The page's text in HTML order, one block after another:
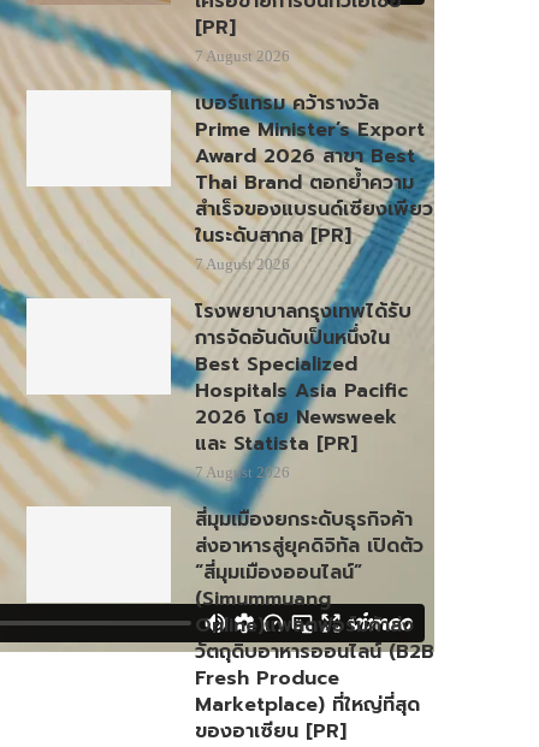
[PR]
7 August 2026
เบอร์แทรม คว้ารางวัล
Prime Minister’s Export
Award 2026 สาขา Best
Thai Brand ตอกย้ำความ
สำเร็จของแบรนด์เซียงเพียว
ในระดับสากล [PR]
7 August 2026
โรงพยาบาลกรุงเทพได้รับ
การจัดอันดับเป็นหนึ่งใน
Best Specialized
Hospitals Asia Pacific
2026 โดย Newsweek
และ Statista [PR]
7 August 2026
สี่มุมเมืองยกระดับธุรกิจค้า
ส่งอาหารสู่ยุคดิจิทัล เปิดตัว
“สี่มุมเมืองออนไลน์”
(Simummuang
Online)แพลตฟอร์มค้าส่ง
วัตถุดิบอาหารออนไลน์ (B2B
Fresh Produce
Marketplace) ที่ใหญ่ที่สุด
ของอาเซียน [PR]